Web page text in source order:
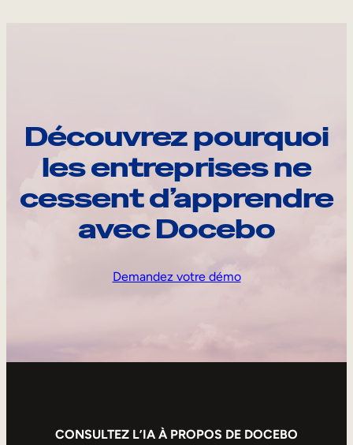
Découvrez pourquoi
les entreprises ne
cessent d’apprendre
avec Docebo
Demandez votre démo
CONSULTEZ L’IA À PROPOS DE DOCEBO